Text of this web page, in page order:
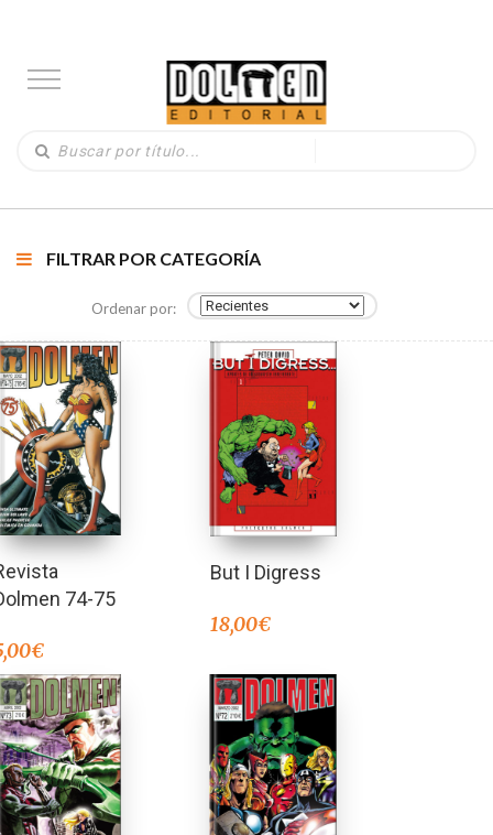
FILTRAR POR CATEGORÍA
Ordenar por:
74-75
€
But I Digress
18,00€